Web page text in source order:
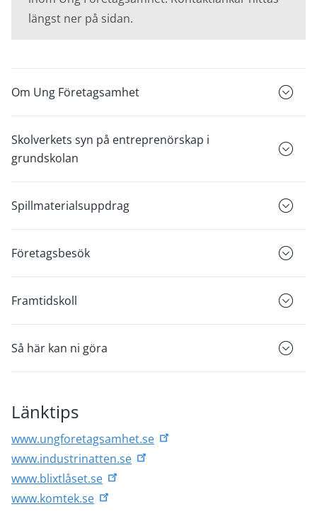
längst ner på sidan.
Om Ung Företagsamhet
Skolverkets syn på entreprenörskap i
grundskolan
Spillmaterialsuppdrag
Företagsbesök
Framtidskoll
Så här kan ni göra
Länktips
www.ungforetagsamhet.se
www.industrinatten.se
www.blixtlåset.se
www.komtek.se